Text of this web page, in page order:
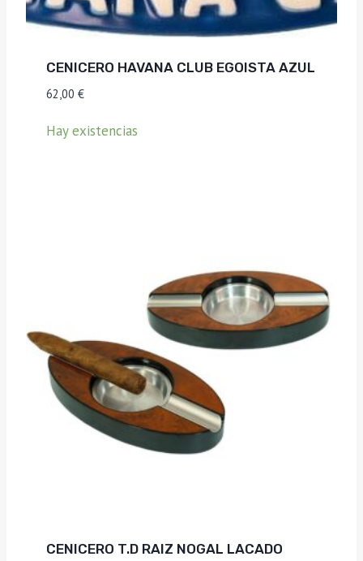
CENICERO HAVANA CLUB EGOISTA AZUL
62,00 €
Hay existencias
CENICERO T.D RAIZ NOGAL LACADO